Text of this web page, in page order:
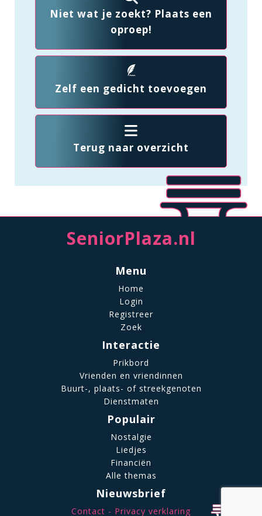
Niet wat je zoekt? Plaats een
oproep!
Zelf een gedicht toevoegen
Terug naar overzicht
SeniorPlaza.nl
Menu
Home
Login
Registreer
Zoek
Interactie
Prikbord
Vrienden en vriendinnen
Buurt-, plaats- of streekgenoten
Dienstmaten
Populair
Nostalgie
Liedjes
Financiën
Alle themas
Nieuwsbrief
Contact Privacy verklaring